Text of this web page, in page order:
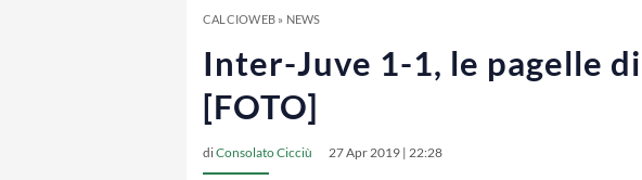
CALCIOWEB» NEWS
Inter-Juve 1-1, le pagelle
[FOTO]
diConsolato Cicciù 27 Apr 2019 | 22:28